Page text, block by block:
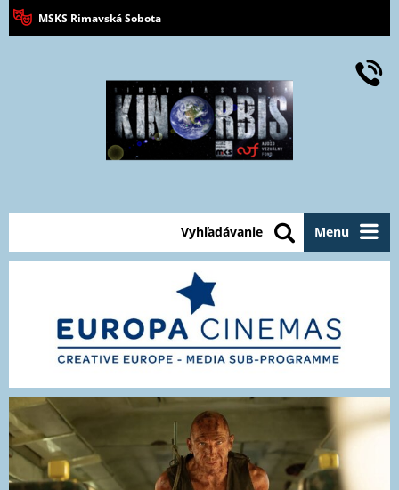
MSKS Rimavská Sobota
Menu
Vyhľadávanie